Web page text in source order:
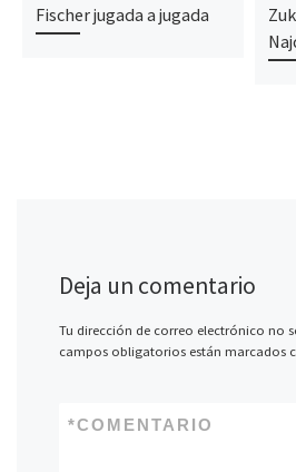
Fischer jugada a jugada
Deja un comentario
Tu dirección de correo electrónico no
campos obligatorios están marcados
COMENTARIO
*